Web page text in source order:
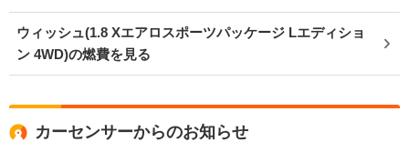
ウィッシュ(1.8 Xエアロスポーツパッケージ Lエディショ
ン 4WD)の燃費を見る
カーセンサーからのお知らせ